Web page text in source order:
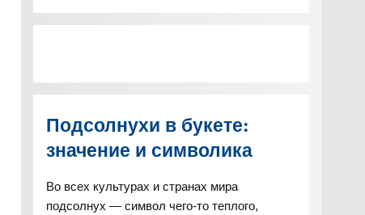
Подсолнухи в букете:
значение и символика
Во всех культурах и странах мира
подсолнух — символ чего-то теплого,